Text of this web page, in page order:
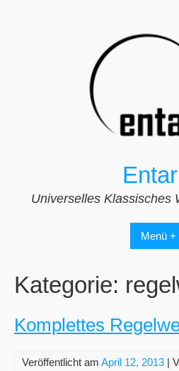
Universelles Klassisches
Menü +
Kategorie:
Komplettes
Veröffentlicht am April 12, 2013 |